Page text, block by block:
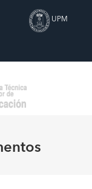
UPM